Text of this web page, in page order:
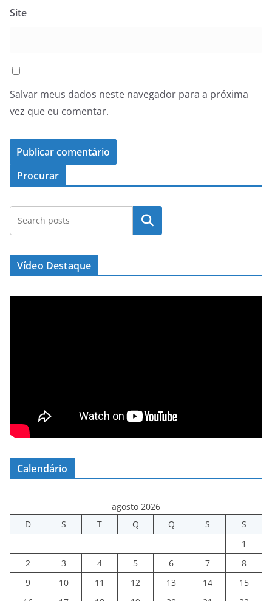
Site
Salvar meus dados neste navegador para a próxima
vez que eu comentar.
Procurar
Pesquisar
Vídeo Destaque
Calendário
agosto 2026
D
S T Q Q S
S
1
2
3 4 5 6 7
8
9
10 11 12 13 14
15